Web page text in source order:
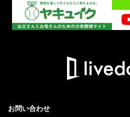
お問い合わせ